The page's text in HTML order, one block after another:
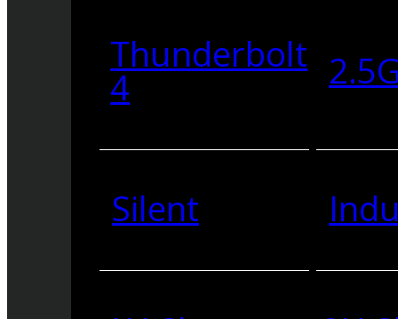
Thunderbolt
4
Silent